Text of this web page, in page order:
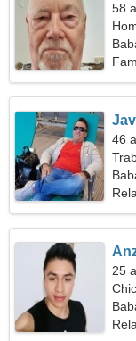
58
46
25